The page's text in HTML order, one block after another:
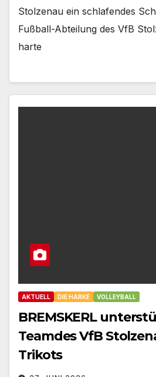
Stolzenau ein schlafendes
Fußball-Abteilung des VfB
harte
AKTUELL DIE HARKE VOLLEYBALL
BREMSKERL
Teamdes VfB
Trikots